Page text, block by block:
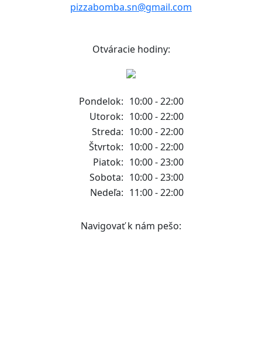
pizzabomba.sn@gmail.com
Otváracie hodiny:
Pondelok: 10:00 - 22:00
Utorok: 10:00 - 22:00
Streda: 10:00 - 22:00
Štvrtok: 10:00 - 22:00
Piatok: 10:00 - 23:00
Sobota: 10:00 - 23:00
Nedeľa: 11:00 - 22:00
Navigovať k nám pešo: